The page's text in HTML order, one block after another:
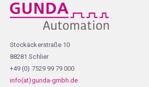
Stockäckerstraße 10
88281 Schlier
+49 (0) 7529 99 79 000
info(at)gunda-gmbh.de